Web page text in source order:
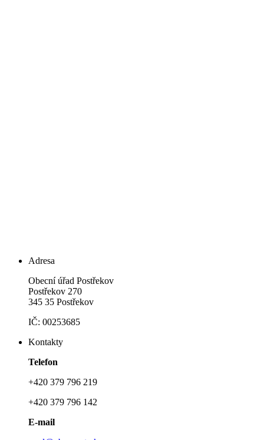
Adresa
Obecní úřad Postřekov
Postřekov 270
345 35 Postřekov
IČ: 00253685
Kontakty
Telefon
+420 379 796 219
+420 379 796 142
E-mail